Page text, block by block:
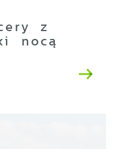
z
nocą